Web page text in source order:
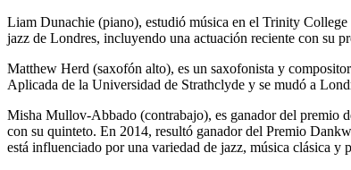
Liam Dunachie (piano), estudió música en el Trinity
jazz de Londres, incluyendo una actuación reciente con su
Matthew Herd (saxofón alto), es un saxofonista y
Aplicada de la Universidad de Strathclyde y se mudó a
Misha Mullov-Abbado (contrabajo), es ganador del premio
con su quinteto. En 2014, resultó ganador del Premio
está influenciado por una variedad de jazz, música clásica y